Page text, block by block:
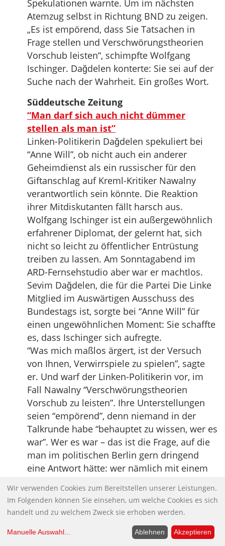
Spekulationen warnte. Um im nächsten
Atemzug selbst in Richtung BND zu zeigen.
„Es ist empörend, dass Sie Tatsachen in
Frage stellen und Verschwörungstheorien
Vorschub leisten“, schimpfte Wolfgang
Ischinger. Dağdelen konterte: Sie sei auf der
Suche nach der Wahrheit. Ein großes Wort.
Süddeutsche Zeitung
“Man darf sich auch nicht dümmer
stellen als man ist”
Linken-Politikerin Dağdelen spekuliert bei
“Anne Will”, ob nicht auch ein anderer
Geheimdienst als ein russischer für den
Giftanschlag auf Kreml-Kritiker Nawalny
verantwortlich sein könnte. Die Reaktion
ihrer Mitdiskutanten fällt harsch aus.
Wolfgang Ischinger ist ein außergewöhnlich
erfahrener Diplomat, der gelernt hat, sich
nicht so leicht zu öffentlicher Entrüstung
treiben zu lassen. Am Sonntagabend im
ARD-Fernsehstudio aber war er machtlos.
Sevim Dağdelen, die für die Partei Die Linke
Mitglied im Auswärtigen Ausschuss des
Bundestags ist, sorgte bei “Anne Will” für
einen ungewöhnlichen Moment: Sie schaffte
es, dass Ischinger sich aufregte.
“Was mich maßlos ärgert, ist der Versuch
von Ihnen, Verwirrspiele zu spielen”, sagte
er. Und warf der Linken-Politikerin vor, im
Fall Nawalny “Verschwörungstheorien
Vorschub zu leisten”. Ihre Unterstellungen
seien “empörend”, denn niemand in der
Talkrunde habe “behauptet zu wissen, wer es
war”. Wer es war – das ist die Frage, auf die
man im politischen Berlin gern dringend
eine Antwort hätte: wer nämlich mit einem
Oppositionspolitiker Alexej Nawalny so stark
vergiftet hat, dass er in der Berliner Charité
Niemand hatte natürlich bei “Anne Will” auf
Wir verwenden Cookies zum Bereitstellen unserer Leistungen.
Im Folgenden können Sie einsehen, um welche Cookies es sich
handelt und zu welchem Zweck sie erhoben werden.
Manuelle Auswahl... Ablehnen Akzeptieren